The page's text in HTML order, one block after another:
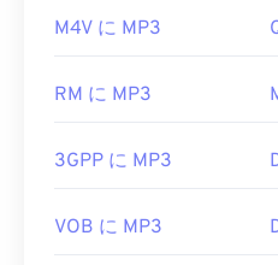
Appleのモバイル製品は、
ファイルを開くことができ
開発元: Apple Inc.
役立つリンク:
チェンジファイルフォー
ラットフォームに応じて
プレビューすること
もで
はVLCメディアプレーヤー
Masterpointグリーンポイ
M4V に MP3
RM に MP3
3GPP に MP3
VOB に MP3